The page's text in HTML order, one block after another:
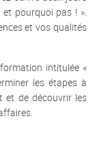
pourquoi pas ! ».
et vos qualités
intitulée «
les étapes à
et de découvrir les